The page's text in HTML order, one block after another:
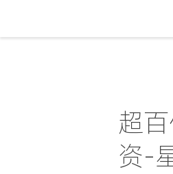
超
资-